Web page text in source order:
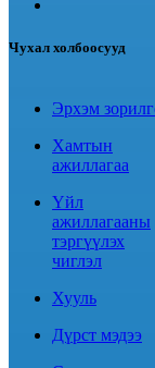
Чухал холбоосууд
Эрхэм
Хамтын
ажиллагаа
Үйл
ажиллагааны
тэргүүлэх
чиглэл
Хууль
Дүрст мэдээ